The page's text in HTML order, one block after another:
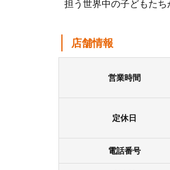
担う世界中の子どもたち
店舗情報
営業時間
定休日
電話番号